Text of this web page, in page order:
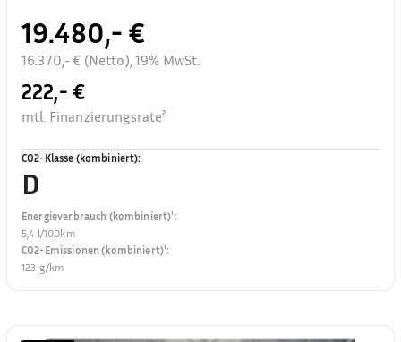
19.480,- €
16.370,- € (Netto), 19% MwSt.
222,- €
mtl. Finanzierungsrate²
CO2-Klasse (kombiniert):
D
Energieverbrauch (kombiniert)¹:
5,4 l/100km
CO2-Emissionen (kombiniert)¹:
123 g/km